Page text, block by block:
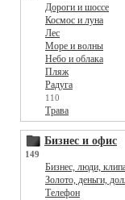
Дороги и шоссе
Космос и луна
Лес
Море и волны
Небо и облака
Пляж
Радуга
110
Трава
Бизнес и офис
149
Бизнес, люди,
Золото, деньги,
Телефон